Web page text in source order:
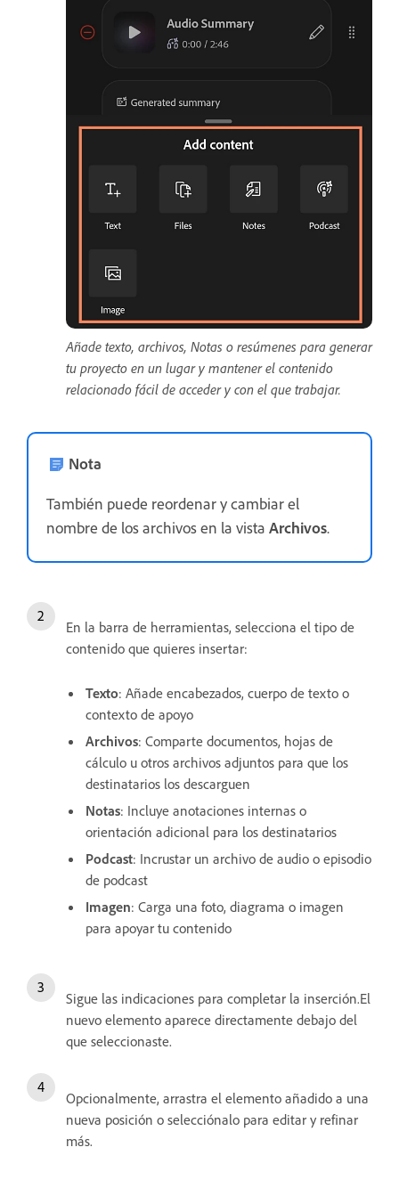
Añade texto, archivos, Notas o resúmenes para generar
tu proyecto en un lugar y mantener el contenido
relacionado fácil de acceder y con el que trabajar.
Nota
También puede reordenar y cambiar el
nombre de los archivos en la vista Archivos.
En la barra de herramientas, selecciona el tipo de
contenido que quieres insertar:
Texto: Añade encabezados, cuerpo de texto o
contexto de apoyo
Archivos: Comparte documentos, hojas de
cálculo u otros archivos adjuntos para que los
destinatarios los descarguen
Notas: Incluye anotaciones internas o
orientación adicional para los destinatarios
Podcast: Incrustar un archivo de audio o episodio
de podcast
Imagen: Carga una foto, diagrama o imagen
para apoyar tu contenido
Sigue las indicaciones para completar la inserción.El
nuevo elemento aparece directamente debajo del
que seleccionaste.
Opcionalmente, arrastra el elemento añadido a una
nueva posición o selecciónalo para editar y refinar
más.